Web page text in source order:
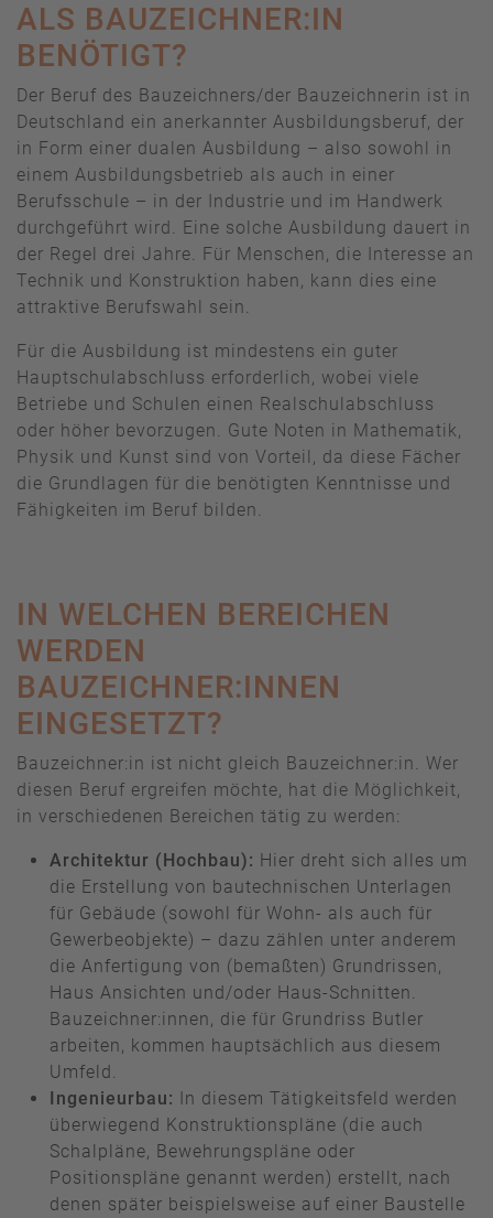
ALS BAUZEICHNER:IN
BENÖTIGT?
Der Beruf des Bauzeichners/der Bauzeichnerin ist in
Deutschland ein anerkannter Ausbildungsberuf, der
in Form einer dualen Ausbildung – also sowohl in
einem Ausbildungsbetrieb als auch in einer
Berufsschule – in der Industrie und im Handwerk
durchgeführt wird. Eine solche Ausbildung dauert in
der Regel drei Jahre. Für Menschen, die Interesse an
Technik und Konstruktion haben, kann dies eine
attraktive Berufswahl sein.
Für die Ausbildung ist mindestens ein guter
Hauptschulabschluss erforderlich, wobei viele
Betriebe und Schulen einen Realschulabschluss
oder höher bevorzugen. Gute Noten in Mathematik,
Physik und Kunst sind von Vorteil, da diese Fächer
die Grundlagen für die benötigten Kenntnisse und
Fähigkeiten im Beruf bilden.
IN WELCHEN BEREICHEN
WERDEN
BAUZEICHNER:INNEN
EINGESETZT?
Bauzeichner:in ist nicht gleich Bauzeichner:in. Wer
diesen Beruf ergreifen möchte, hat die Möglichkeit,
in verschiedenen Bereichen tätig zu werden:
Architektur (Hochbau): Hier dreht sich alles um
die Erstellung von bautechnischen Unterlagen
für Gebäude (sowohl für Wohn- als auch für
Gewerbeobjekte) – dazu zählen unter anderem
die Anfertigung von (bemaßten) Grundrissen,
Haus Ansichten und/oder Haus-Schnitten.
Bauzeichner:innen, die für Grundriss Butler
arbeiten, kommen hauptsächlich aus diesem
Umfeld.
Ingenieurbau: In diesem Tätigkeitsfeld werden
überwiegend Konstruktionspläne (die auch
Schalpläne, Bewehrungspläne oder
Positionspläne genannt werden) erstellt, nach
denen später beispielsweise auf einer Baustelle